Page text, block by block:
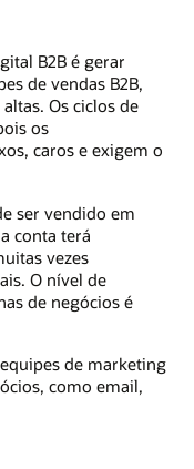
B2B é gerar
de vendas B2B,
Os ciclos de
os
caros e exigem o
ser vendido em
conta terá
vezes
O nível de
de negócios é
de marketing
como email,